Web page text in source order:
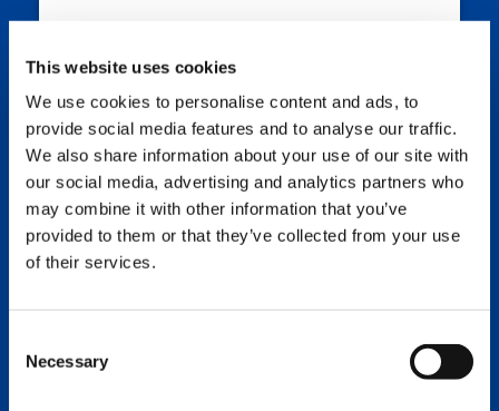
This website uses cookies
We use cookies to personalise content and ads, to
provide social media features and to analyse our traffic.
We also share information about your use of our site with
our social media, advertising and analytics partners who
may combine it with other information that you’ve
provided to them or that they’ve collected from your use
of their services.
Selection
Necessary
Rückschlagventil
99707714336 Rückschlagventil